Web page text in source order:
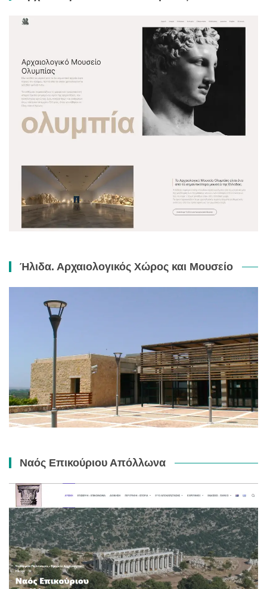
Ήλιδα. Αρχαιολογικός Χώρος και Μουσείο
Ναός Επικούριου Απόλλωνα